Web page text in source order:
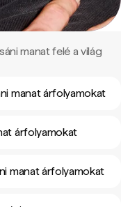
manat felé a világ
manat árfolyamokat
árfolyamokat
manat árfolyamokat